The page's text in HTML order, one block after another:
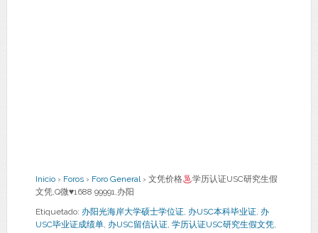
Inicio › Foros › Foro General › 文凭价格
学历认证USC研究生假
文凭,Q微♥1688 99991,办阳
Etiquetado: 办阳光海岸大学硕士学位证, 办USC本科毕业证, 办
USC毕业证成绩单, 办USC留信认证, 学历认证USC研究生假文凭,